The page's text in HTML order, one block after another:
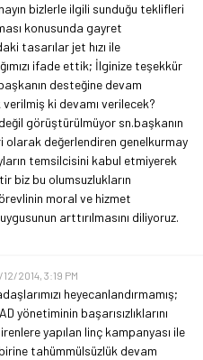
bizlerle ilgili sunduğu teklifleri
konusunda gayret
tasarılar jet hızı ile
ifade ettik; İlginize teşekkür
desteğine devam
ki devamı verilecek?
görüştürülmüyor sn.başkanın
olarak değerlendiren genelkurmay
temsilcisini kabul etmiyerek
biz bu olumsuzlukların
moral ve hizmet
arttırılmasını diliyoruz.
2014, 3:19 PM
heyecanlandırmamış;
yönetiminin başarısızlıklarını
yapılan linç kampanyası ile
tahümmülsüzlük devam